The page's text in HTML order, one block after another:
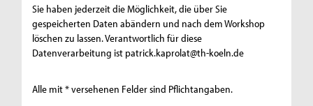
Sie haben jederzeit die Möglichkeit, die über Sie
gespeicherten Daten abändern und nach dem Workshop
löschen zu lassen. Verantwortlich für diese
Datenverarbeitung ist patrick.kaprolat@th-koeln.de
Alle mit * versehenen Felder sind Pflichtangaben.